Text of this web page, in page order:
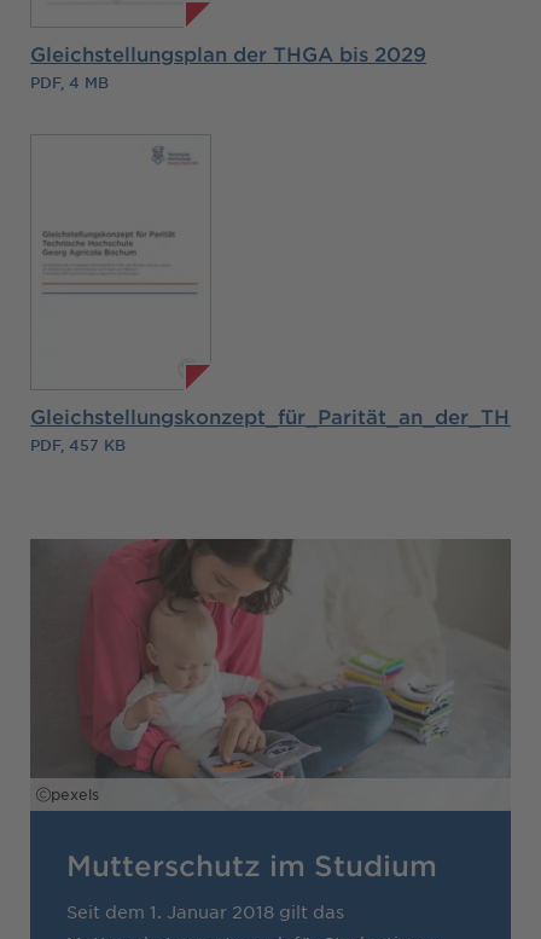
Gleichstellungsplan der THGA bis 2029
PDF, 4 MB
PDF, 457 KB
Mutterschutz im Studium
Seit dem 1. Januar 2018 gilt das
pexels